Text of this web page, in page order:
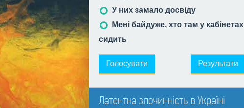
У них замало досвіду
Мені байдуже, хто там у кабінетах
сидить
Голосувати Результати
Латентна злочинність в Україні